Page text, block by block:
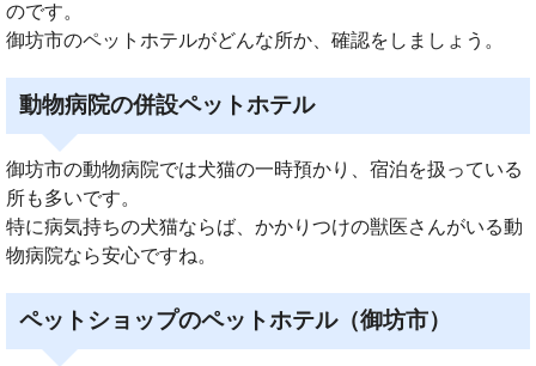
のです。
御坊市のペットホテルがどんな所か、確認をしましょう。
動物病院の併設ペットホテル
御坊市の動物病院では犬猫の一時預かり、宿泊を扱っている
所も多いです。
特に病気持ちの犬猫ならば、かかりつけの獣医さんがいる動
物病院なら安心ですね。
ペットショップのペットホテル（御坊市）